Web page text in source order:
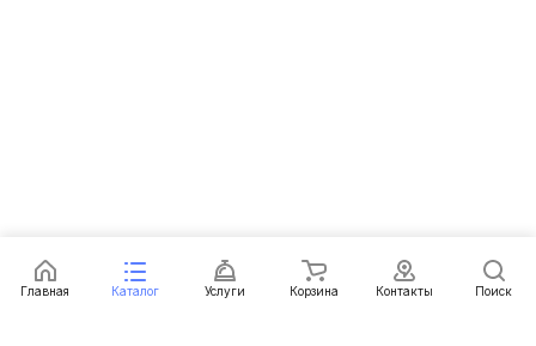
Главная Каталог Услуги Корзина Контакты Поиск